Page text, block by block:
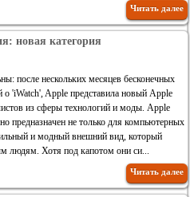
Читать далее
новая категория
после нескольких месяцев бесконечных
о 'iWatch', Apple представила новый Apple
из сферы технологий и моды. Apple
предназначен не только для компьютерных
и модный внешний вид, который
людям. Хотя под капотом они си...
Читать далее